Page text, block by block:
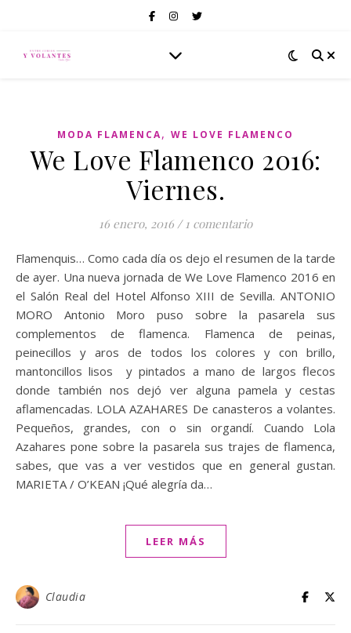
MODA FLAMENCA, WE LOVE FLAMENCO
We Love Flamenco 2016:
Viernes.
16 enero, 2016 / 1 comentario
Flamenquis… Como cada día os dejo el resumen de la tarde
de ayer. Una nueva jornada de We Love Flamenco 2016 en
el Salón Real del Hotel Alfonso XIII de Sevilla. ANTONIO
MORO Antonio Moro puso sobre la pasarela sus
complementos de flamenca. Flamenca de peinas,
peinecillos y aros de todos los colores y con brillo,
mantoncillos lisos y pintados a mano de largos flecos
donde también nos dejó ver alguna pamela y cestas
aflamencadas. LOLA AZAHARES De canasteros a volantes.
Pequeños, grandes, con o sin organdí. Cuando Lola
Azahares pone sobre la pasarela sus trajes de flamenca,
sabes, que vas a ver vestidos que en general gustan.
MARIETA / O’KEAN ¡Qué alegría da…
LEER MÁS
Claudia